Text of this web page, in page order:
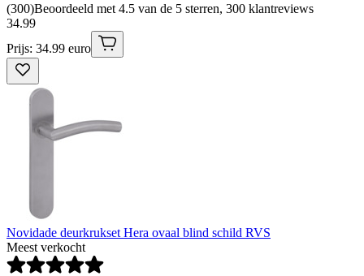
(300)Beoordeeld met 4.5 van de 5 sterren, 300 klantreviews
34.99
Prijs: 34.99 euro
Novidade deurkrukset Hera ovaal blind schild RVS
Meest verkocht